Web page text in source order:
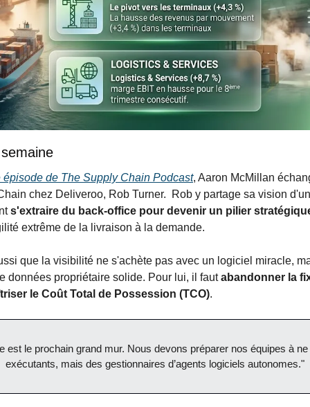
épisode de The Supply Chain Podcast, Aaron McMillan
chez Deliveroo, Rob Turner.  Rob y partage sa vision
s'extraire du back-office pour devenir un pilier
extrême de la livraison à la demande.
que la visibilité ne s'achète pas avec un logiciel miracle,
données propriétaire solide. Pour lui, il faut abandonner la
le Coût Total de Possession (TCO).
est le prochain grand mur. Nous devons préparer nos équipes à
exécutants, mais des gestionnaires d’agents logiciels autonomes."